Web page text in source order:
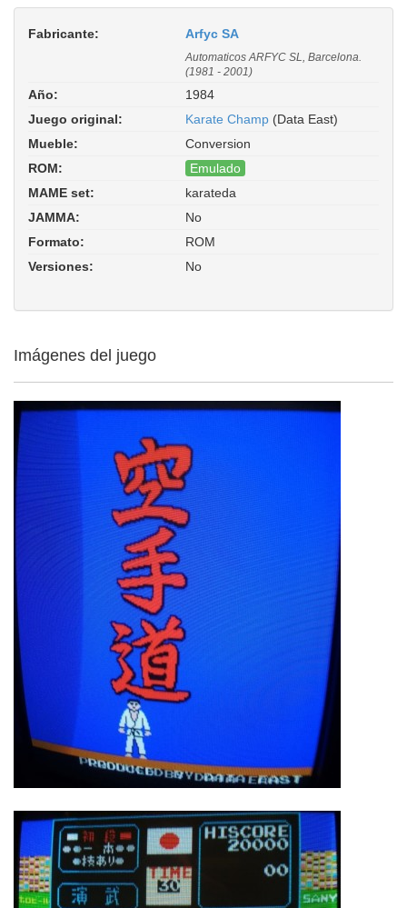
Fabricante: Arfyc SA
Automaticos ARFYC SL, Barcelona.
(1981 - 2001)
Año:
1984
Juego original:
Karate Champ (Data East)
Mueble:
Conversion
ROM:
Emulado
MAME set:
karateda
Parent: kchamp. Driver:
dataeast/kchamp.cpp
JAMMA:
No
Formato:
ROM
Versiones:
No
Imágenes del juego